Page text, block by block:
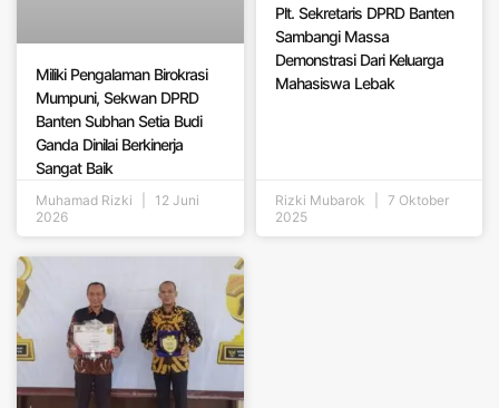
Miliki Pengalaman Birokrasi
Mumpuni, Sekwan DPRD
Banten Subhan Setia Budi
Ganda Dinilai Berkinerja
Sangat Baik
Muhamad Rizki
12 Juni
2026
Plt. Sekretaris DPRD Banten
Sambangi Massa
Demonstrasi Dari Keluarga
Mahasiswa Lebak
Rizki Mubarok
7 Oktober
2025